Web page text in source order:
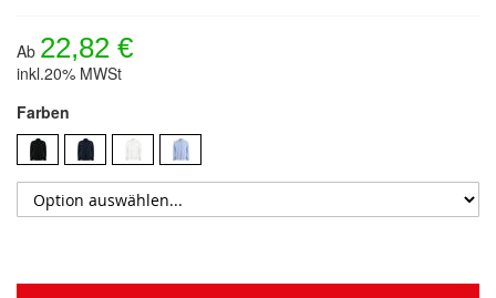
Ab 22,82 €
inkl.20% MWSt
Farben